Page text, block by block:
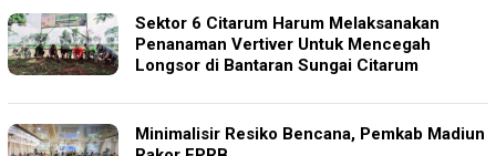
Sektor 6 Citarum Harum Melaksanakan
Penanaman Vertiver Untuk Mencegah
Longsor di Bantaran Sungai Citarum
Minimalisir Resiko Bencana, Pemkab Madiun